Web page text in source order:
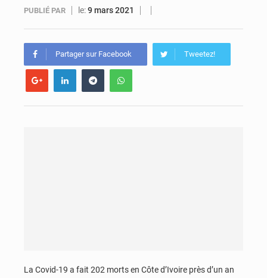
PUBLIÉ PAR le:9 mars 2021
Partager sur Facebook Tweetez!
La Covid-19 a fait 202 morts en Côte d’Ivoire près d’un an